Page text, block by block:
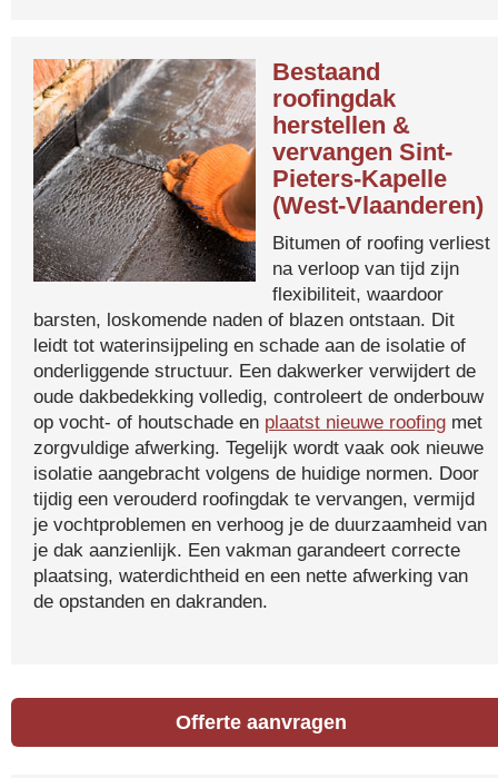
Bestaand
roofingdak
herstellen &
vervangen Sint-
Pieters-Kapelle
(West-Vlaanderen)
Bitumen of roofing verliest
na verloop van tijd zijn
flexibiliteit, waardoor
barsten, loskomende naden of blazen ontstaan. Dit
leidt tot waterinsijpeling en schade aan de isolatie of
onderliggende structuur. Een dakwerker verwijdert de
oude dakbedekking volledig, controleert de onderbouw
op vocht- of houtschade en plaatst nieuwe roofing met
zorgvuldige afwerking. Tegelijk wordt vaak ook nieuwe
isolatie aangebracht volgens de huidige normen. Door
tijdig een verouderd roofingdak te vervangen, vermijd
je vochtproblemen en verhoog je de duurzaamheid van
je dak aanzienlijk. Een vakman garandeert correcte
plaatsing, waterdichtheid en een nette afwerking van
de opstanden en dakranden.
Offerte aanvragen